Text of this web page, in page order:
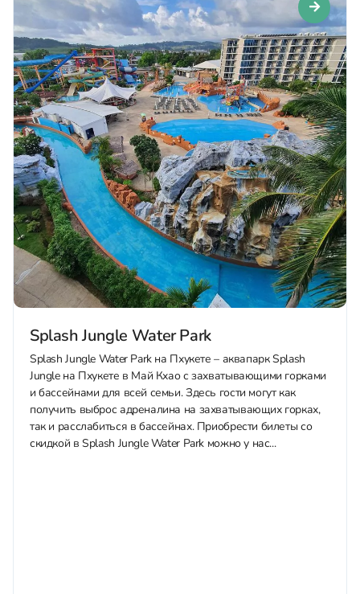
Splash Jungle Water Park
Splash Jungle Water Park на Пхукете – аквапарк Splash
Jungle на Пхукете в Май Кхао с захватывающими горками
и бассейнами для всей семьи. Здесь гости могут как
получить выброс адреналина на захватывающих горках,
так и расслабиться в бассейнах. Приобрести билеты со
скидкой в Splash Jungle Water Park можно у нас...